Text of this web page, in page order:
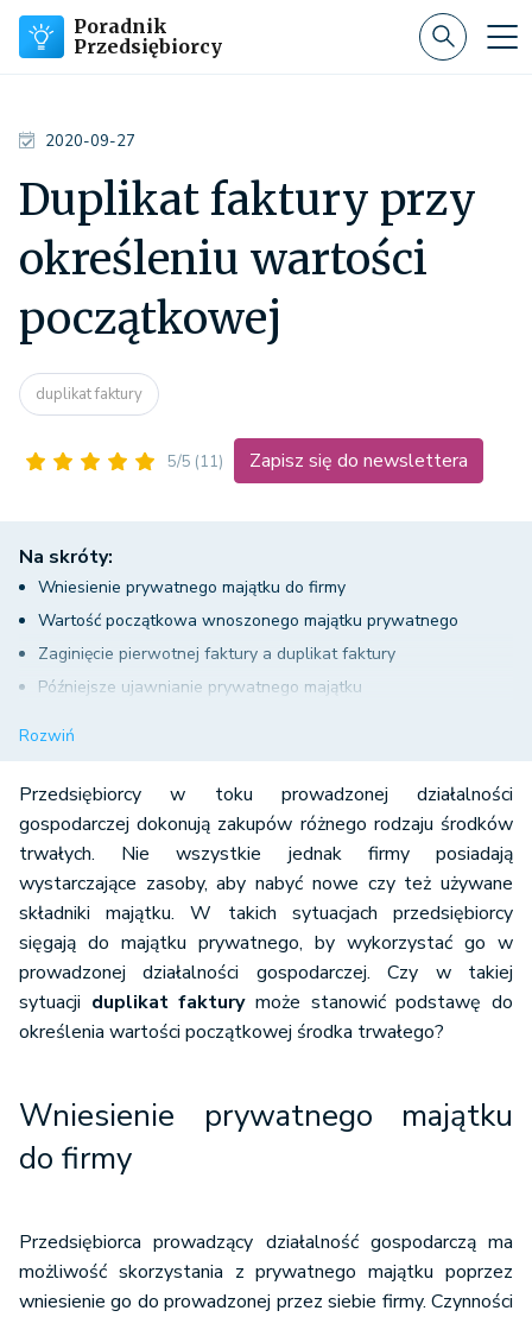
Poradnik
Przedsiębiorcy
2020-09-27
Duplikat faktury przy
określeniu wartości
początkowej
duplikat faktury
5/5 (11) Zapisz się do newslettera
Na skróty:
Wniesienie prywatnego majątku do firmy
Wartość początkowa wnoszonego majątku prywatnego
Zaginięcie pierwotnej faktury a duplikat faktury
Późniejsze ujawnianie prywatnego majątku
Rozwiń
Przedsiębiorcy w toku prowadzonej działalności
gospodarczej dokonują zakupów różnego rodzaju środków
trwałych. Nie wszystkie jednak firmy posiadają
wystarczające zasoby, aby nabyć nowe czy też używane
składniki majątku. W takich sytuacjach przedsiębiorcy
sięgają do majątku prywatnego, by wykorzystać go w
prowadzonej działalności gospodarczej. Czy w takiej
sytuacji duplikat fakturymoże stanowić podstawę do
określenia wartości początkowej środka trwałego?
Wniesienie prywatnego majątku
do firmy
Przedsiębiorca prowadzący działalność gospodarczą ma
możliwość skorzystania z prywatnego majątku poprzez
wniesienie go do prowadzonej przez siebie firmy. Czynności